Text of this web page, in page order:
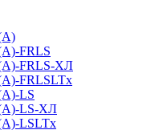
FRLS
FRLS-ХЛ
FRLSLTx
LS
LS-ХЛ
LSLTx